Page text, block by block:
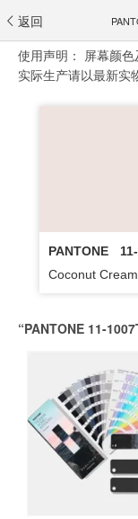
返回
使用声明： 屏幕颜
实际生产请以最新实
PANTONE
Coconut Cream
“PANTONE 11-